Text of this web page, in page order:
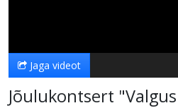
Jaga videot
Jõulukontsert